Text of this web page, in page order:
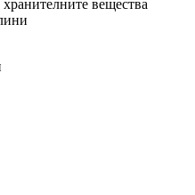
вещества